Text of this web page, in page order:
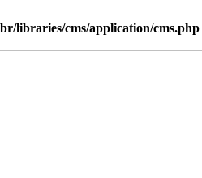
libraries/cms/application/cms.php